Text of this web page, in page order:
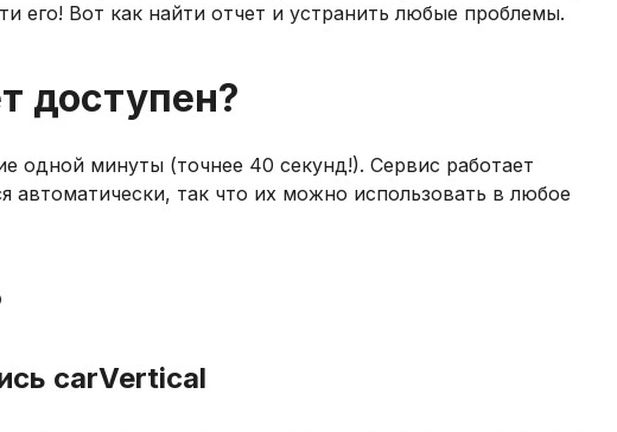
Вот как найти отчет и устранить любые проблемы.
доступен?
одной минуты (точнее 40 секунд!). Сервис работает
автоматически, так что их можно использовать в любое
carVertical